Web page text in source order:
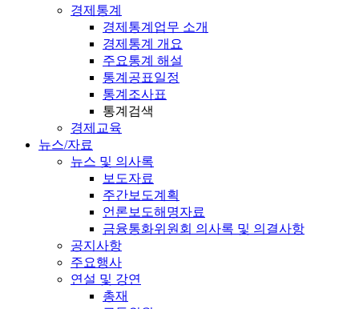
경제통계
경제통계업무 소개
경제통계 개요
주요통계 해설
통계공표일정
통계조사표
통계검색
경제교육
뉴스/자료
뉴스 및 의사록
보도자료
주간보도계획
언론보도해명자료
금융통화위원회 의사록 및 의결사항
공지사항
주요행사
연설 및 강연
총재